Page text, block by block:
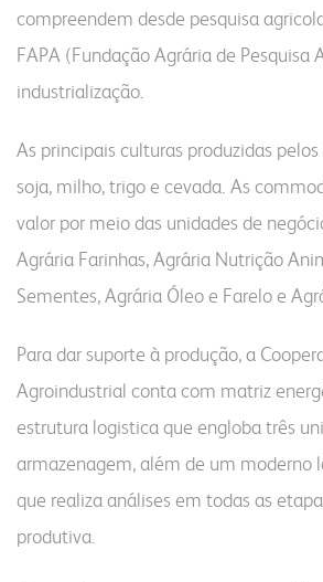
nossa conduta
vídeo nossa conduta
código de conduta
canal de conduta
fornecedores
responsabilidade
autoavaliação
serviços e sistemas
webmail:
groupwise
outlook
portal do cooperado
assistência técnica
portal do colaborador
notícias fale
farinhas
uso profissional
uso doméstico
laudos
portfólio digital
portfólio resumido
grits e flakes
produtos
laudos
contatos
compreendem desde pesquisa
FAPA (Fundação Agrária de Pesquisa
industrialização.
As principais culturas produzidas
soja, milho, trigo e cevada. As
valor por meio das unidades de
Agrária Farinhas, Agrária Nutrição
Sementes, Agrária Óleo e Farelo e
Para dar suporte à produção, a
Agroindustrial conta com matriz
estrutura logistica que engloba três
armazenagem, além de um moderno
que realiza análises em todas as
produtiva.